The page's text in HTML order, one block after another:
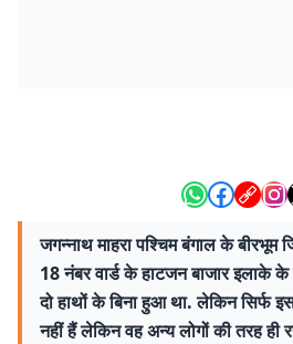
जगन्नाथ माहरा पश्चिम बंगाल के
18 नंबर वार्ड के हाटजन बाजार इलाके
दो हाथों के बिना हुआ था. लेकिन सिर्फ
नहीं हैं लेकिन वह अन्य लोगों की तरह ही